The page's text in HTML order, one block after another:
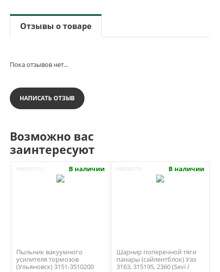
Отзывы о товаре
Пока отзывов нет...
НАПИСАТЬ ОТЗЫВ
Возможно вас
заинтересуют
УМ0011712 В наличии
Пыльник вакуумного
усилителя тормозов
(Ульяновск) 3151-3510200
УМ008370 В наличии
Шарнир поперечной тяги
панары (сайлентблок) Уаз
3163, 315195, 2360 (Sevi /